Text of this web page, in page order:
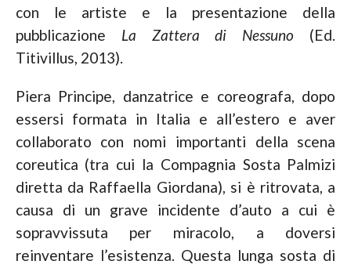
con le artiste e la presentazione della
pubblicazione La Zattera di Nessuno (Ed.
Titivillus, 2013).
Piera Principe, danzatrice e coreografa, dopo
essersi formata in Italia e all’estero e aver
collaborato con nomi importanti della scena
coreutica (tra cui la Compagnia Sosta Palmizi
diretta da Raffaella Giordana), si è ritrovata, a
causa di un grave incidente d’auto a cui è
sopravvissuta per miracolo, a doversi
reinventare l’esistenza. Questa lunga sosta di